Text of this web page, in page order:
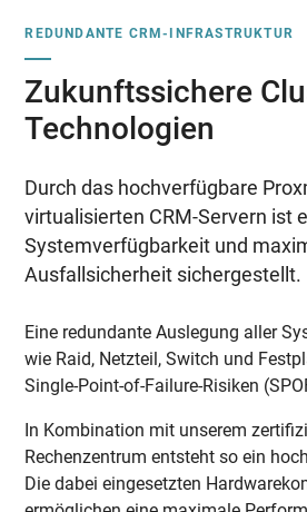
REDUNDANTE CRM-INFRASTRUKTUR
Zukunftssichere
Technologien
Durch das hochverfügbare
virtualisierten CRM-Servern ist
Systemverfügbarkeit und
Ausfallsicherheit sichergestellt.
Eine redundante Auslegung aller
wie Raid, Netzteil, Switch und
Single-Point-of-Failure-Risiken
In Kombination mit unserem
Rechenzentrum entsteht so ein
Die dabei eingesetzten